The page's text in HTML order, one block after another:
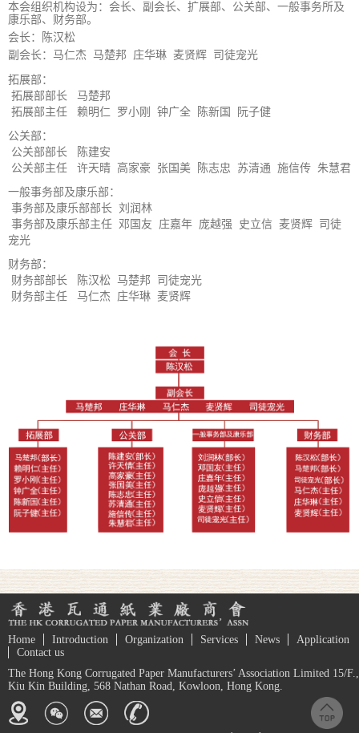
本会组织机构设为：会长、副会长、扩展部、公关部、一般事务所及
康乐部、财务部。
会长：
陈汉松
副会长： 马仁杰 马楚邦 庄华琳 麦贤辉 司徒宠光
拓展部 ：
拓展部部长 马楚邦
拓展部主任 赖明仁 罗小刚 钟广全 陈新国 阮子健
公关部 ：
公关部部长 陈建安
公关部主任 许天晴 高家豪 张国美 陈志忠 苏清通 施信传 朱慧君
一般事务部及康乐部 ：
事务部及康乐部部长 刘润林
事务部及康乐部主任 邓国友 庄嘉年 庞越强 史立信 麦贤辉 司徒
宠光
财务部 ：
财务部部长 陈汉松 马楚邦 司徒宠光
财务部主任 马仁杰 庄华琳 麦贤辉
Home Introduction Organization Services News
Application
Contact us
The Hong Kong Corrugated Paper Manufacturers’ Association Limited 15/F.,
Kiu Kin Building, 568 Nathan Road, Kowloon, Hong Kong.